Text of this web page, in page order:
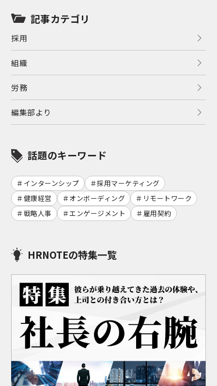
記事カテゴリ
採用
組織
労務
編集部より
話題のキーワード
インターンシップ
採用マーケティング
健康経営
オンボーディング
リモートワーク
戦略人事
エンゲージメント 雇用契約
HRNOTEの特集一覧